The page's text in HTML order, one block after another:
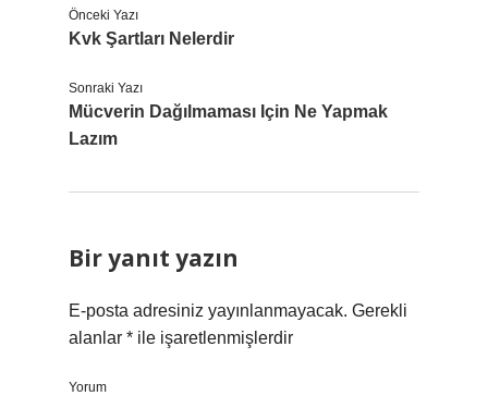
Önceki Yazı
Kvk Şartları Nelerdir
Sonraki Yazı
Mücverin Dağılmaması Için Ne Yapmak
Lazım
Bir yanıt yazın
E-posta adresiniz yayınlanmayacak. Gerekli
alanlar * ile işaretlenmişlerdir
Yorum